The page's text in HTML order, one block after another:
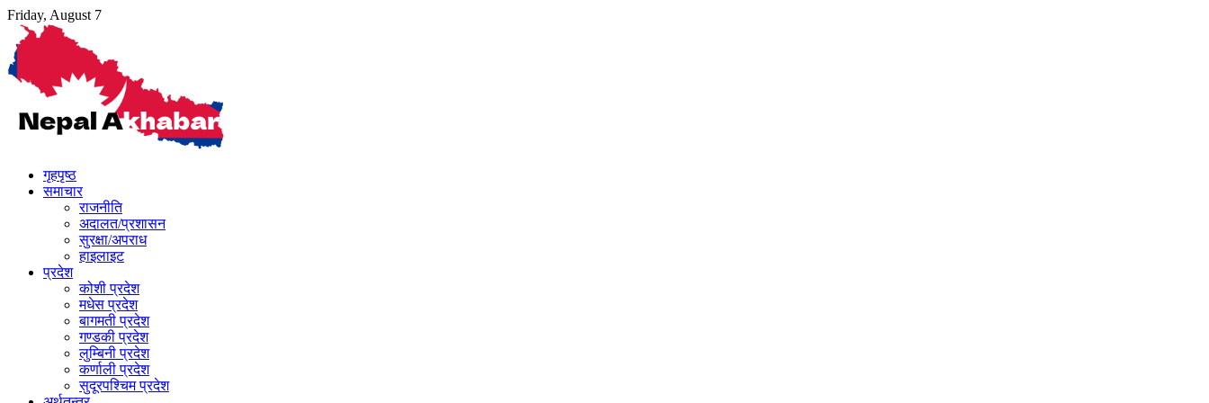
Skip
content
Friday, August 7
गृहपृष्ठ
समाचार
राजनीति
अदालत/प्रशासन
सुरक्षा/अपराध
हाइलाइट
प्रदेश
कोशी प्रदेश
मधेस प्रदेश
बागमती प्रदेश
गण्डकी प्रदेश
लुम्बिनी प्रदेश
कर्णाली प्रदेश
सुदूरपश्चिम प्रदेश